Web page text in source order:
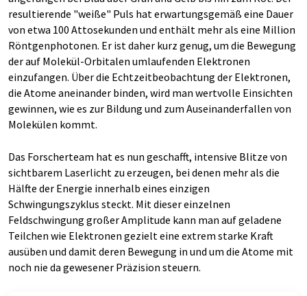
resultierende "weiße" Puls hat erwartungsgemäß eine Dauer
von etwa 100 Attosekunden und enthält mehr als eine Million
Röntgenphotonen. Er ist daher kurz genug, um die Bewegung
der auf Molekül-Orbitalen umlaufenden Elektronen
einzufangen. Über die Echtzeitbeobachtung der Elektronen,
die Atome aneinander binden, wird man wertvolle Einsichten
gewinnen, wie es zur Bildung und zum Auseinanderfallen von
Molekülen kommt.
Das Forscherteam hat es nun geschafft, intensive Blitze von
sichtbarem Laserlicht zu erzeugen, bei denen mehr als die
Hälfte der Energie innerhalb eines einzigen
Schwingungszyklus steckt. Mit dieser einzelnen
Feldschwingung großer Amplitude kann man auf geladene
Teilchen wie Elektronen gezielt eine extrem starke Kraft
ausüben und damit deren Bewegung in und um die Atome mit
noch nie da gewesener Präzision steuern.